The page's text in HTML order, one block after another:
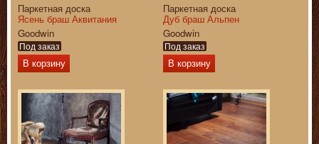
Паркетная доска
Ясень браш Аквитания
Goodwin
Под заказ
В корзину
Паркетная доска
Дуб браш Альпен
Goodwin
Под заказ
В корзину